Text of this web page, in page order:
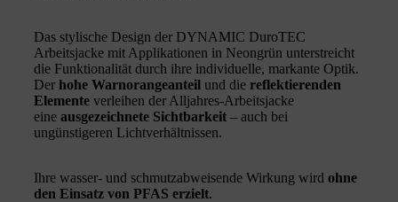
Das stylische Design der DYNAMIC DuroTEC
Arbeitsjacke mit Applikationen in Neongrün unterstreicht
die Funktionalität durch ihre individuelle, markante Optik.
Der hohe Warnorangeanteil und die reflektierenden
Elemente verleihen der Alljahres-Arbeitsjacke
eine ausgezeichnete Sichtbarkeit – auch bei
ungünstigeren Lichtverhältnissen.
Ihre wasser- und schmutzabweisende Wirkung wird ohne
den Einsatz von PFAS erzielt.